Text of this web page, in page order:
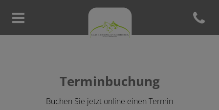
Homepage Tierklinik am
Open
Terminbuchung
Buchen Sie jetzt online einen Termin